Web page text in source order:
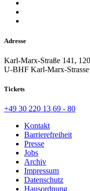
Adresse
Karl-Marx-Straße 141,
U-BHF Karl-Marx-Strasse
Tickets
+49 30 220 13 69 - 80
Kontakt
Barrierefreiheit
Presse
Jobs
Archiv
Impressum
Datenschutz
Hausordnung